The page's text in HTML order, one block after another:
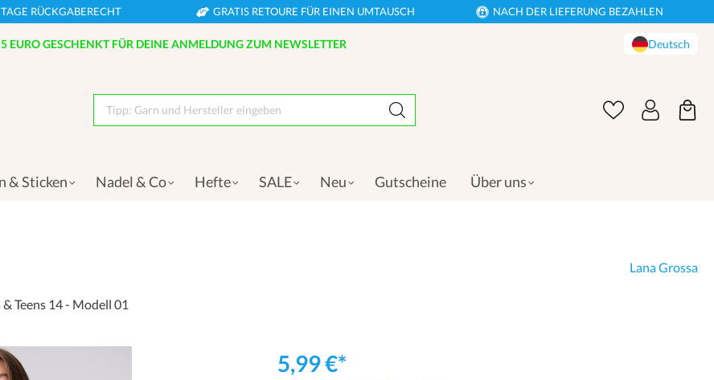
RÜCKGABERECHT GRATIS RETOURE FÜR EINEN UMTAUSCH NACH DER LIEFERUNG BEZAHLEN
5 EURO GESCHENKT FÜR DEINE ANMELDUNG ZUM NEWSLETTER Deutsch
& Sticken Nadel & Co Hefte SALE Neu Gutscheine Über uns
Lana Grossa
Teens 14 - Modell 01
5,99 €*